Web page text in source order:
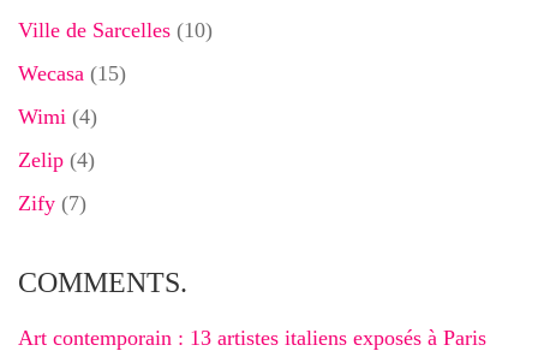
Ville de Sarcelles (10)
Wecasa (15)
Wimi (4)
Zelip (4)
Zify (7)
COMMENTS.
Art contemporain : 13 artistes italiens exposés à Paris